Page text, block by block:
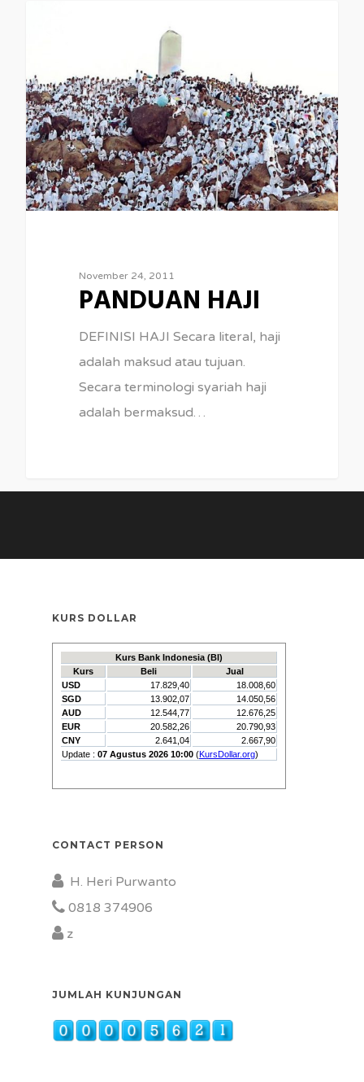
November 24, 2011
PANDUAN HAJI
DEFINISI HAJI Secara literal, haji
adalah maksud atau tujuan.
Secara terminologi syariah haji
adalah bermaksud…
KURS DOLLAR
CONTACT PERSON
H. Heri Purwanto
0818 374906
z
JUMLAH KUNJUNGAN